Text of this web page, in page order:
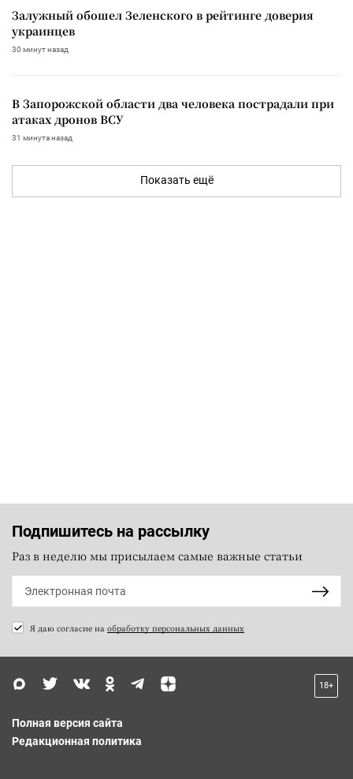
Залужный обошел Зеленского в рейтинге доверия
украинцев
30 минут назад
В Запорожской области два человека пострадали при
атаках дронов ВСУ
31 минута назад
Показать ещё
Подпишитесь на рассылку
Раз в неделю мы присылаем самые важные статьи
Я даю согласие на обработку персональных данных
18+
Полная версия сайта
Редакционная политика